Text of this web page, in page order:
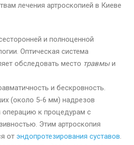
лечения артроскопией в Киеве
и полноценной
Оптическая система
обследовать место травмы и
и бескровность.
(около 5-6 мм) надрезов
операцию к процедурам с
Этим артроскопия
от эндопротезирования суставов.